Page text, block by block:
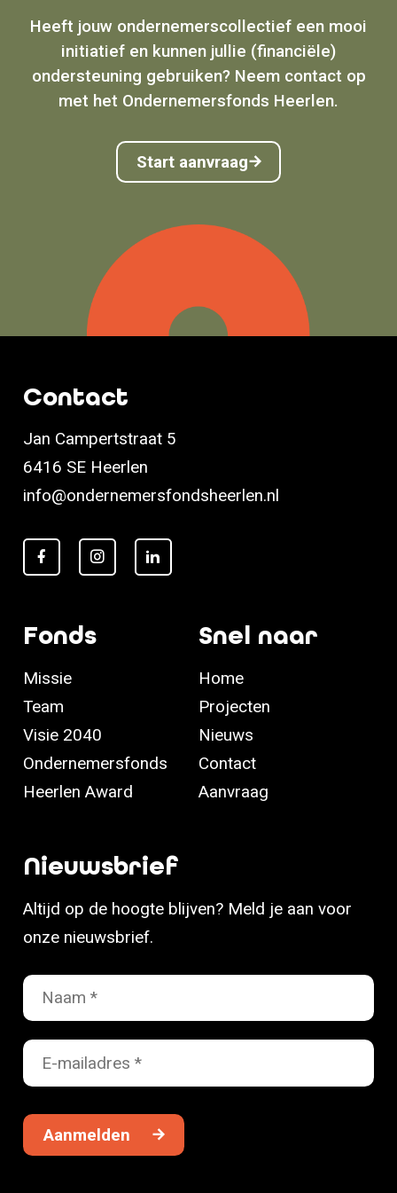
Heeft jouw ondernemerscollectief een mooi
initiatief en kunnen jullie (financiële)
ondersteuning gebruiken? Neem contact op
met het Ondernemersfonds Heerlen.
Start aanvraag
Contact
Jan Campertstraat 5
6416 SE Heerlen
info@ondernemersfondsheerlen.nl
Fonds
Missie
Team
Visie 2040
Ondernemersfonds
Heerlen Award
Snel naar
Home
Projecten
Nieuws
Contact
Aanvraag
Nieuwsbrief
Altijd op de hoogte blijven? Meld je aan voor
onze nieuwsbrief.
Aanmelden